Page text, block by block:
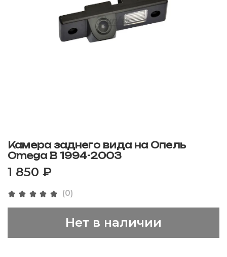
(0)
Камера заднего вида на Опель
Omega B 1994-2003
1 850 ₽
Нет в наличии